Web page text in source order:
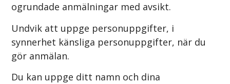
ogrundade anmälningar med avsikt.
Undvik att uppge personuppgifter, i
synnerhet känsliga personuppgifter, när du
gör anmälan.
Du kan uppge ditt namn och dina